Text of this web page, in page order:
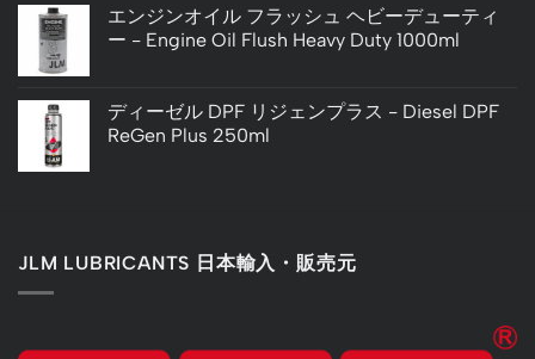
エンジンオイル フラッシュ ヘビーデューティ
ー - Engine Oil Flush Heavy Duty 1000ml
ディーゼル DPF リジェンプラス - Diesel DPF
ReGen Plus 250ml
JLM LUBRICANTS 日本輸入・販売元